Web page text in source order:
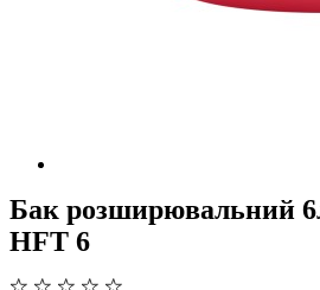
Бак розширювальний
HFT 6